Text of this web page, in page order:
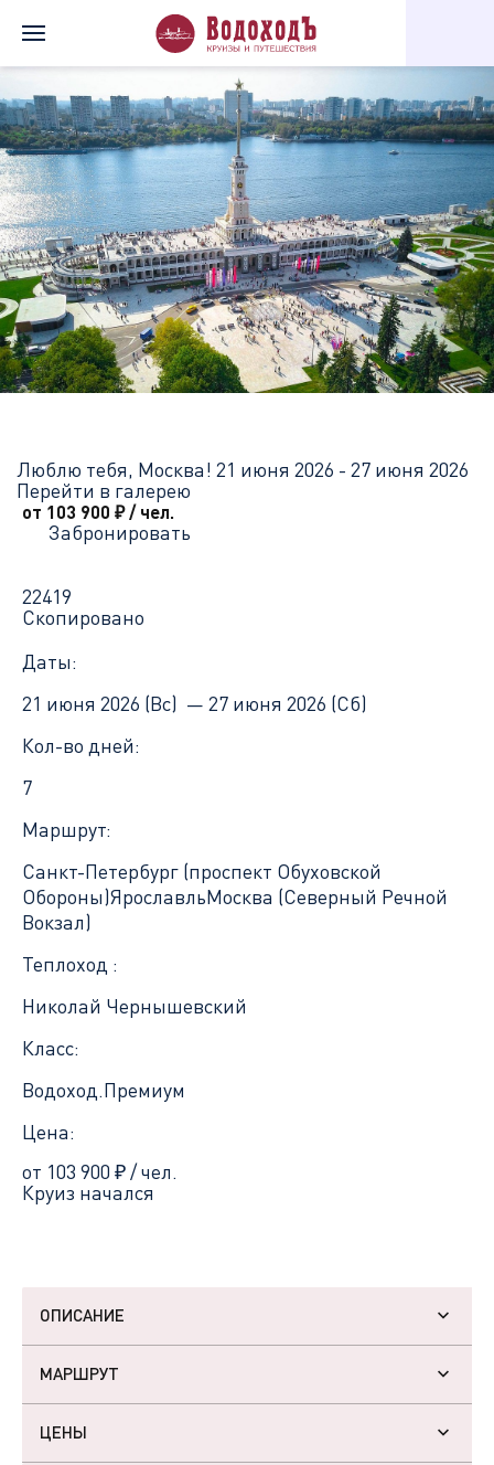
Люблю тебя, Москва! 21 июня 2026 - 27 июня 2026
Перейти в галерею
от 103 900 ₽/ чел.
Забронировать
22419
Скопировано
Даты:
21 июня 2026 (Вс) — 27 июня 2026 (Сб)
Кол-во дней:
7
Маршрут:
Санкт-Петербург (проспект Обуховской
Обороны)ЯрославльМосква (Северный Речной
Вокзал)
Теплоход :
Николай Чернышевский
Класс:
Водоход.Премиум
Цена:
от 103 900 ₽/ чел.
Круиз начался
ОПИСАНИЕ
МАРШРУТ
ЦЕНЫ